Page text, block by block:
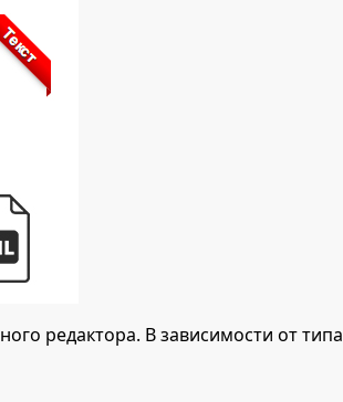
редактора. В зависимости от типа